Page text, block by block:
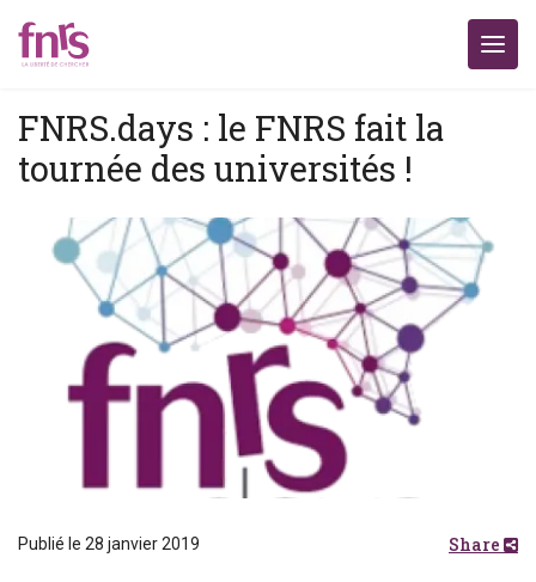
FNRS.days : le FNRS fait la
tournée des universités !
Publié le 28 janvier 2019 Share